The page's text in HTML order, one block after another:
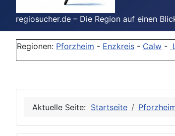
regiosucher.de – Die Region auf einen
Regionen: Pforzheim - Enzkreis - Calw -
Aktuelle Seite: Startseite